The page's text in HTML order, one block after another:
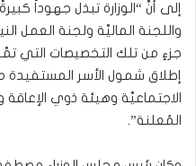
إلى أنَّ “الوزارة تبذل جهوداً
واللجنة الماليَّة ولجنة العمل
جزءٍ من تلك التخصيصات التي
إطلاق شمول الأسر المستفيدة
الاجتماعيَّة وهيئة ذوي الإعاقة
المُعلنة”.